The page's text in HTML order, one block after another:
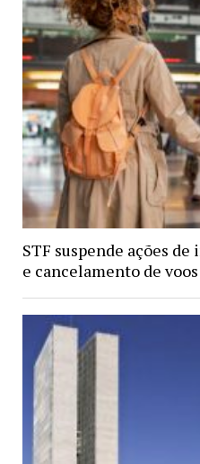
STF suspende ações
e cancelamento de voos